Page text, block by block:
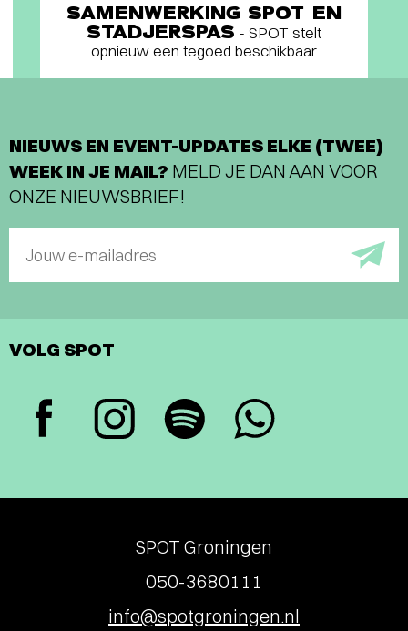
SAMENWERKING SPOT EN
STADJERSPAS - SPOT stelt
opnieuw een tegoed beschikbaar
NIEUWS EN EVENT-UPDATES ELKE (TWEE)
WEEK IN JE MAIL? MELD JE DAN AAN VOOR
ONZE NIEUWSBRIEF!
Jouw e-mailadres
VOLG SPOT
SPOT Groningen
050-3680111
info@spotgroningen.nl